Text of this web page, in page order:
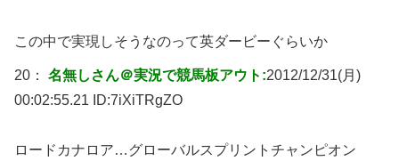
この中で実現しそうなのって英ダービーぐらいか
20： 名無しさん＠実況で競馬板アウト:2012/12/31(月)
00:02:55.21 ID:7iXiTRgZO
ロードカナロア…グローバルスプリントチャンピオン